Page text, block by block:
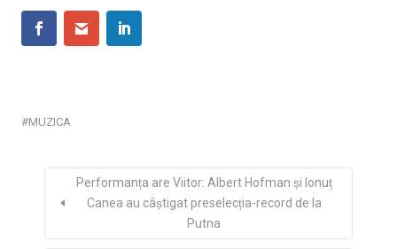
MUZICA
Performanța are Viitor: Albert Hofman și Ionuț
Canea au câștigat preselecția-record de la
Putna